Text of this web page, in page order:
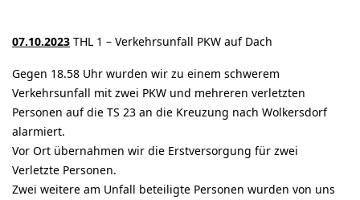
07.10.2023 THL 1 – Verkehrsunfall PKW auf Dach
Gegen 18.58 Uhr wurden wir zu einem schwerem
Verkehrsunfall mit zwei PKW und mehreren verletzten
Personen auf die TS 23 an die Kreuzung nach Wolkersdorf
alarmiert.
Vor Ort übernahmen wir die Erstversorgung für zwei
Verletzte Personen.
Zwei weitere am Unfall beteiligte Personen wurden von uns